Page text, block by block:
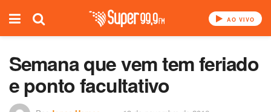
AO VIVO
Semana que vem tem feriado
e ponto facultativo